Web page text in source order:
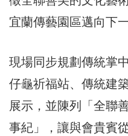
宜蘭傳藝園區邁向下
現場同步規劃傳統掌
仔龜祈福站、傳統建
展示，並陳列「全聯
事紀」，讓與會貴賓